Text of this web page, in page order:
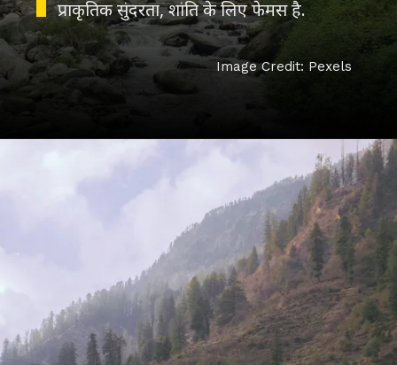
Image Credit: Pexels